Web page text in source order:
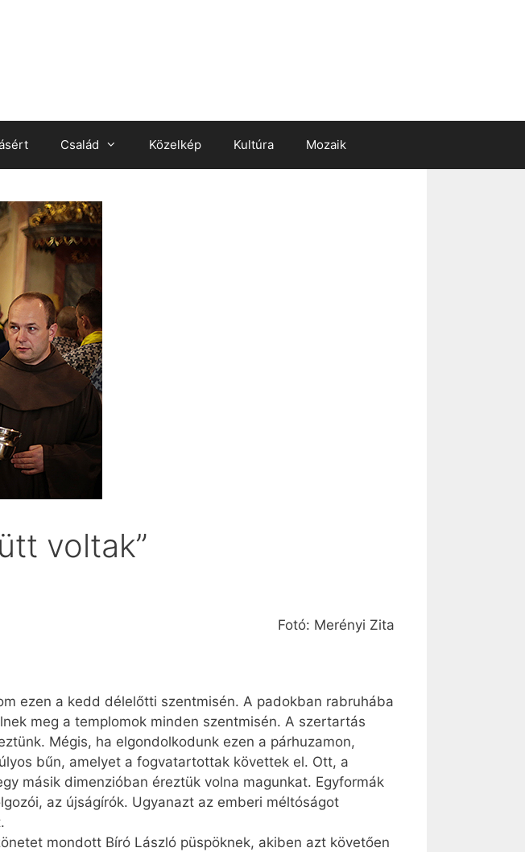
Család Közelkép Kultúra Mozaik
voltak”
Fotó: Merényi Zita
ezen a kedd dél­előtti szentmisén. A padokban rabruhába
meg a templomok minden szentmisén. A szertartás
Mégis, ha elgondolkodunk ezen a párhuzamon,
bűn, amelyet a fogvatartottak követtek el. Ott, a
másik dimenzióban éreztük volna magunkat. Egyformák
az újságírók. Ugyanazt az emberi méltóságot
mondott Bíró László püspöknek, akiben azt követően